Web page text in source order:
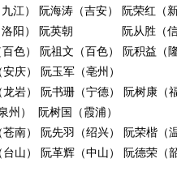
江） 阮海涛（吉安） 阮荣红（新
（洛阳） 阮英朝 阮从胜（信
色） 阮祖文（百色） 阮积益
庆） 阮玉军（亳州）
龙岩） 阮书珊（宁德） 阮树康
） 阮树国（霞浦）
南） 阮先羽（绍兴） 阮荣楷（
山） 阮革辉（中山） 阮德荣（